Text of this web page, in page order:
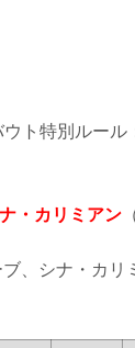
ト特別ルール
・カリミアン
、シナ・カリ